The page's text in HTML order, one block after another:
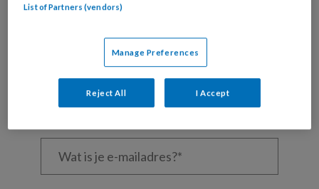
Wil je dit artikel lezen?
Maak gratis een account aan en lees 2
artikelen gratis per maand
Al een account of abonnement?Log dan in
Wat
List of Partners (vendors)
Manage Preferences
Reject All I Accept